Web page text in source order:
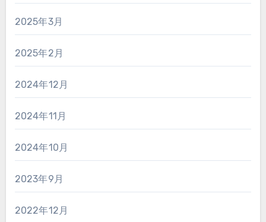
2025年3月
2025年2月
2024年12月
2024年11月
2024年10月
2023年9月
2022年12月